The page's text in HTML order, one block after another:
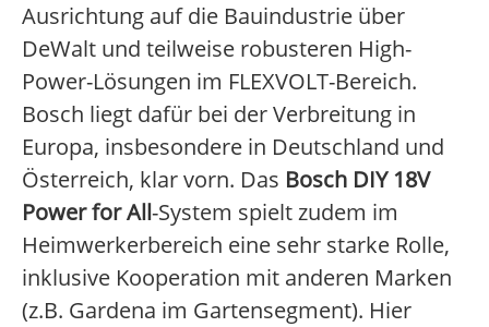
Ausrichtung auf die Bauindustrie über
DeWalt und teilweise robusteren High-
Power-Lösungen im FLEXVOLT-Bereich.
Bosch liegt dafür bei der Verbreitung in
Europa, insbesondere in Deutschland und
Österreich, klar vorn. Das Bosch DIY 18V
Power for All-System spielt zudem im
Heimwerkerbereich eine sehr starke Rolle,
inklusive Kooperation mit anderen Marken
(z.B. Gardena im Gartensegment). Hier